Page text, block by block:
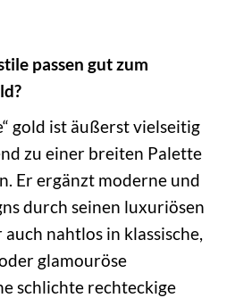
passen gut zum
gold ist äußerst vielseitig
zu einer breiten Palette
Er ergänzt moderne und
durch seinen luxuriösen
nahtlos in klassische,
glamouröse
schlichte rechteckige